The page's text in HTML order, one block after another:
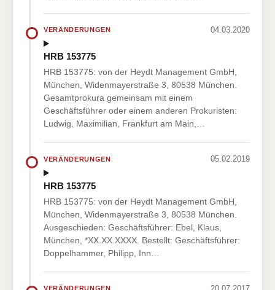
VERÄNDERUNGEN 04.03.2020
HRB 153775
HRB 153775: von der Heydt Management GmbH,
München, Widenmayerstraße 3, 80538 München.
Gesamtprokura gemeinsam mit einem
Geschäftsführer oder einem anderen Prokuristen:
Ludwig, Maximilian, Frankfurt am Main,…
VERÄNDERUNGEN 05.02.2019
HRB 153775
HRB 153775: von der Heydt Management GmbH,
München, Widenmayerstraße 3, 80538 München.
Ausgeschieden: Geschäftsführer: Ebel, Klaus,
München, *XX.XX.XXXX. Bestellt: Geschäftsführer:
Doppelhammer, Philipp, Inn…
VERÄNDERUNGEN